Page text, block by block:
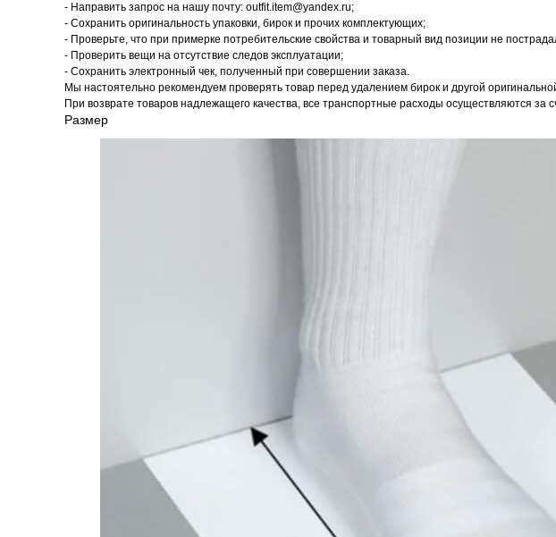
- Направить запрос на нашу почту: outfit.item@yandex.ru;
- Сохранить оригинальность упаковки, бирок и прочих комплектующих;
- Проверьте, что при примерке потребительские свойства и товарный вид позиции не
- Проверить вещи на отсутствие следов эксплуатации;
- Сохранить электронный чек, полученный при совершении заказа.
Мы настоятельно рекомендуем проверять товар перед удалением бирок и другой
При возврате товаров надлежащего качества, все транспортные расходы осуществляются за
Размер